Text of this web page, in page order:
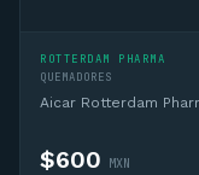
ROTTERDAM PHARMA
QUEMADORES
Aicar Rotterdam
$600 MXN